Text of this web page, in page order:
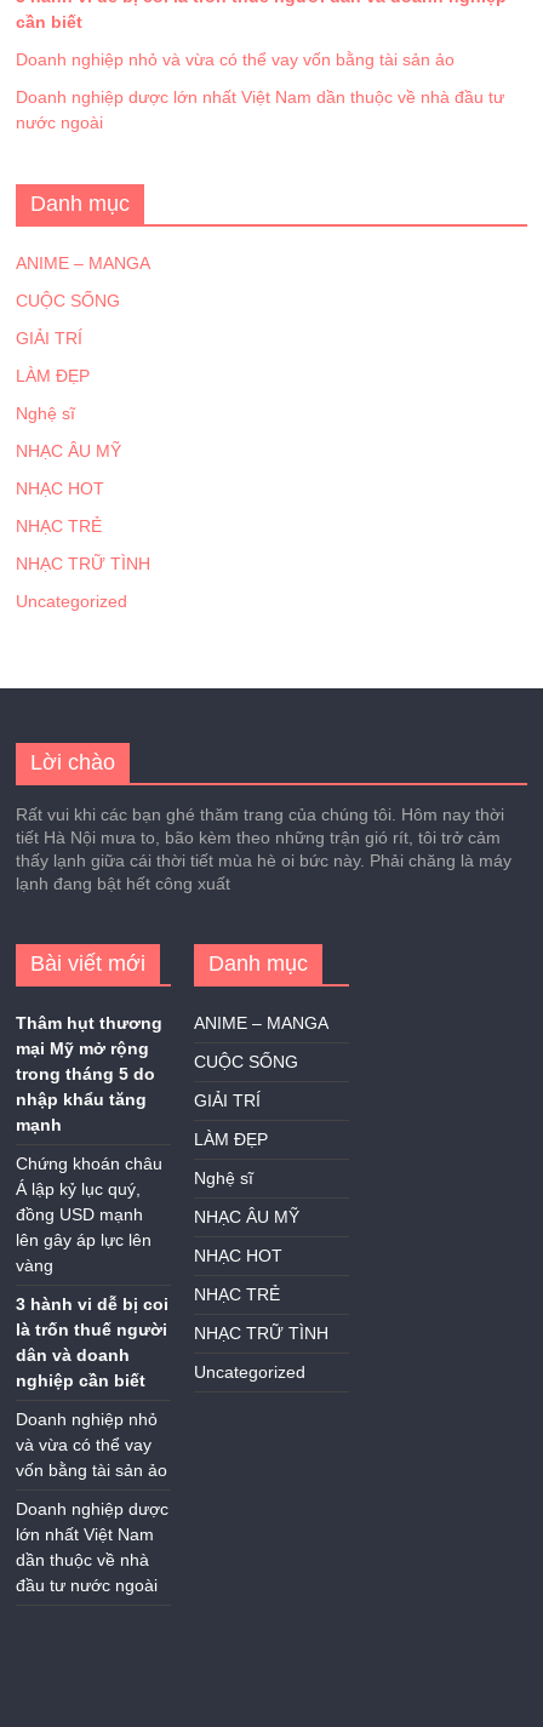
cần biết
Doanh nghiệp nhỏ và vừa có thể vay vốn bằng tài sản ảo
Doanh nghiệp dược lớn nhất Việt Nam dần thuộc về nhà đầu tư
nước ngoài
Danh mục
ANIME – MANGA
CUỘC SỐNG
GIẢI TRÍ
LÀM ĐẸP
Nghệ sĩ
NHẠC ÂU MỸ
NHẠC HOT
NHẠC TRẺ
NHẠC TRỮ TÌNH
Uncategorized
Lời chào
Rất vui khi các bạn ghé thăm trang của chúng tôi. Hôm nay thời
tiết Hà Nội mưa to, bão kèm theo những trận gió rít, tôi trở cảm
thấy lạnh giữa cái thời tiết mùa hè oi bức này. Phải chăng là máy
lạnh đang bật hết công xuất
Bài viết mới
Thâm hụt thương
mại Mỹ mở rộng
trong tháng 5 do
nhập khẩu tăng
mạnh
Chứng khoán châu
Á lập kỷ lục quý,
đồng USD mạnh
lên gây áp lực lên
vàng
3 hành vi dễ bị coi
là trốn thuế người
dân và doanh
nghiệp cần biết
Doanh nghiệp nhỏ
và vừa có thể vay
vốn bằng tài sản ảo
Doanh nghiệp dược
lớn nhất Việt Nam
dần thuộc về nhà
đầu tư nước ngoài
Danh mục
ANIME – MANGA
CUỘC SỐNG
GIẢI TRÍ
LÀM ĐẸP
Nghệ sĩ
NHẠC ÂU MỸ
NHẠC HOT
NHẠC TRẺ
NHẠC TRỮ TÌNH
Uncategorized